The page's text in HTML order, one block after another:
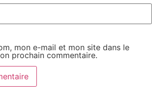
mon e-mail et mon site dans le
prochain commentaire.